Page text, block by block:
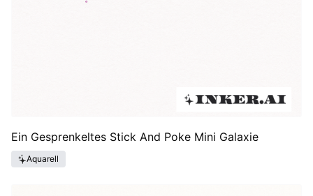
Ein Gesprenkeltes Stick And Poke Mini Galaxie
Aquarell